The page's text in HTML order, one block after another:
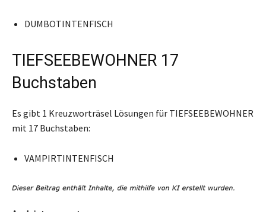
DUMBOTINTENFISCH
TIEFSEEBEWOHNER 17
Buchstaben
Es gibt 1 Kreuzworträsel Lösungen für TIEFSEEBEWOHNER
mit 17 Buchstaben:
VAMPIRTINTENFISCH